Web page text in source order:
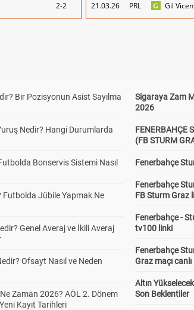
2-2
21.03.26
PRL Gil
Bir Pozisyonun Asist Sayılma
Nedir? Hangi Durumlarda
Bonservis Sistemi Nasıl
Futbolda Jübile Yapmak Ne
Genel Averaj ve İkili Averaj
Ofsayt Nasıl ve Neden
Ne Zaman 2026? AÖL 2. Dönem
Kayıt Tarihleri
Sigaraya Zam
2026
FENERBAHÇE
(FB STURM
Fenerbahçe
Fenerbahçe
FB Sturm Graz
Fenerbahçe -
tv100 linki
Fenerbahçe
Graz maçı
Altın
Son Beklentiler